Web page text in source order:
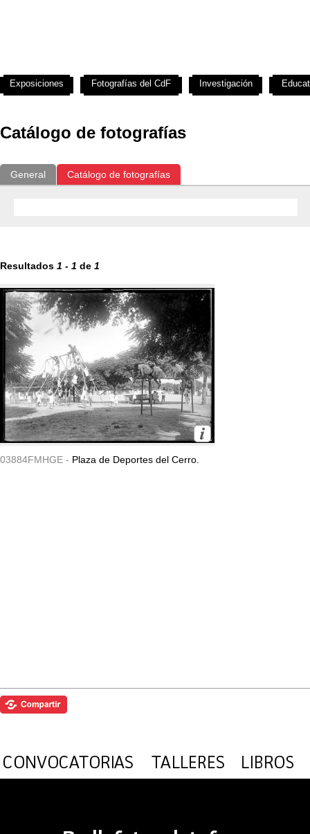
Catálogo de fotografías
General Catálogo de fotografías
Resultados 1 - 1 de 1
03884FMHGE - Plaza de Deportes del Cerro.
Exposiciones Fotografías del CdF Investigación